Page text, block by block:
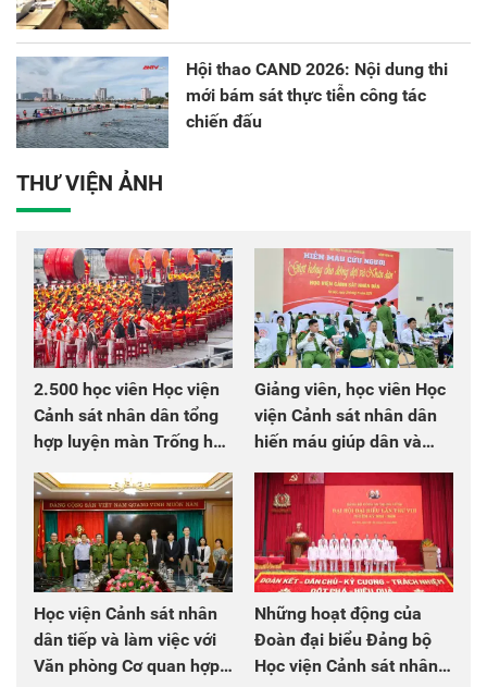
Hội thao CAND 2026: Nội dung thi
mới bám sát thực tiễn công tác
chiến đấu
THƯ VIỆN ẢNH
2.500 học viên Học viện
Cảnh sát nhân dân tổng
hợp luyện màn Trống hội
chào mừng Đại hội Đảng
Giảng viên, học viên Học
viện Cảnh sát nhân dân
hiến máu giúp dân và
đồng đội
Học viện Cảnh sát nhân
dân tiếp và làm việc với
Văn phòng Cơ quan hợp
Những hoạt động của
Đoàn đại biểu Đảng bộ
Học viện Cảnh sát nhân